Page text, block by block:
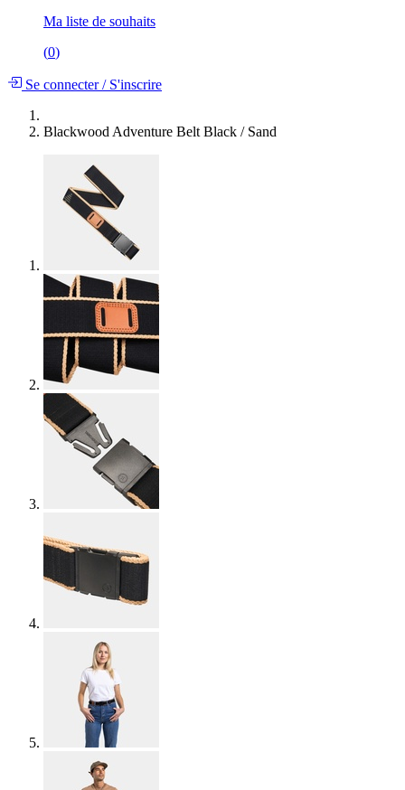
Ma liste de souhaits
(0)
Se connecter/S'inscrire
Blackwood Adventure Belt Black / Sand